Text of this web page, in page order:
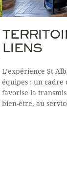
LIENS
L’expérience St-
équipes : un
favorise la
bien-être, au